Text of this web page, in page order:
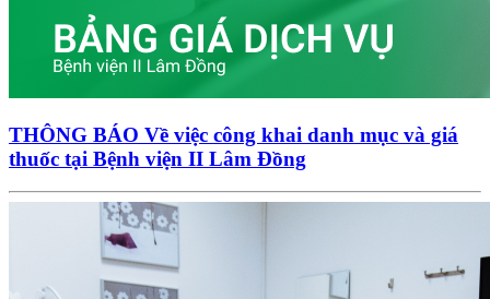
THÔNG BÁO Về việc công khai danh mục và giá
thuốc tại Bệnh viện II Lâm Đồng